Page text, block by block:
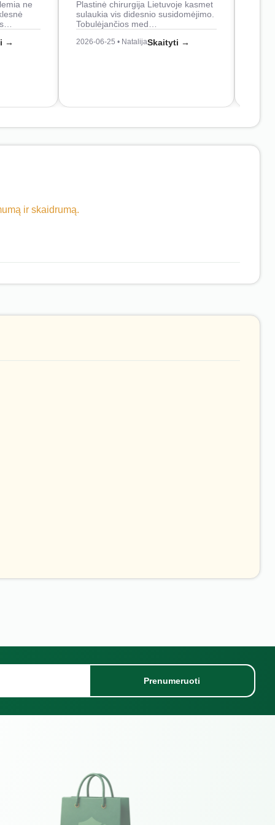
ne
→
Plastinė chirurgija Lietuvoje kasmet
sulaukia vis didesnio susidomėjimo.
Tobulėjančios med…
2026-06-25 • NatalijaSkaityti →
ir skaidrumą.
Prenumeruoti